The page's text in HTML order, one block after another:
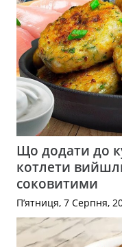
Що додати до
котлети
соковитими
П’ятниця, 7 Серпня,